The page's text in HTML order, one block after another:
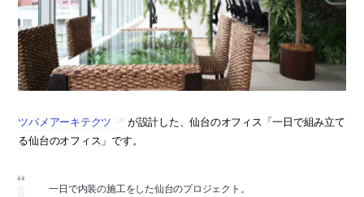
ツバメアーキテクツ
が設計した、仙台のオフィス「一日で組み立て
る仙台のオフィス」です。
一日で内装の施工をした仙台のプロジェクト。